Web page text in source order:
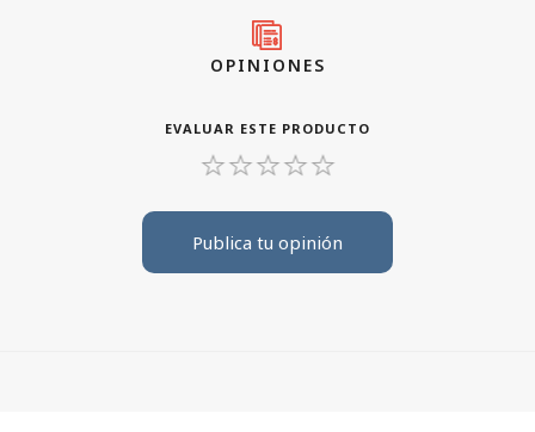
OPINIONES
EVALUAR ESTE PRODUCTO
Publica tu opinión